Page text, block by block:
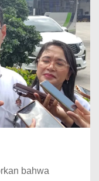
bahwa